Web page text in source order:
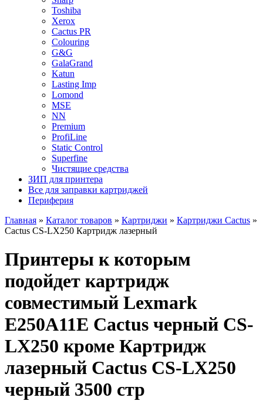
Toshiba
Xerox
Cactus PR
Colouring
G&G
GalaGrand
Katun
Lasting Imp
Lomond
MSE
NN
Premium
ProfiLine
Static Control
Superfine
Чистящие средства
ЗИП для принтера
Все для заправки картриджей
Периферия
Главная » Каталог товаров » Картриджи » Картриджи Cactus »
Cactus CS-LX250 Картридж лазерный
Принтеры к которым
подойдет картридж
совместимый Lexmark
E250A11E Cactus черный CS-
LX250 кроме Картридж
лазерный Cactus CS-LX250
черный 3500 стр